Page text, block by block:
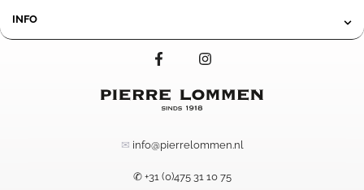
INFO
✉ info@pierrelommen.nl
✆ +31 (0)475 31 10 75